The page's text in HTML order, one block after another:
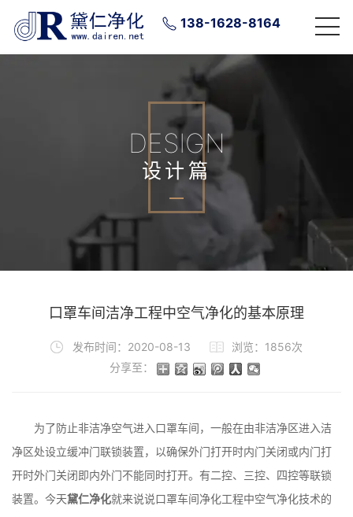
138-1628-8164
DESIGN
设计篇
口罩车间洁净工程中空气净化的基本原理
发布时间：2020-08-13 浏览： 1856次
分享至：
为了防止非洁净空气进入口罩车间，一般在由非洁净区进入洁
净区处设立缓冲门联锁装置，以确保外门打开时内门关闭或内门打
开时外门关闭即内外门不能同时打开。有二控、三控、四控等联锁
装置。今天黛仁净化就来说说口罩车间净化工程中空气净化技术的